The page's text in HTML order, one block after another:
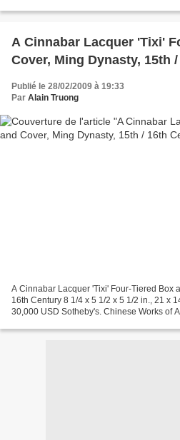
A Cinnabar Lacquer 'Tixi'
Cover, Ming Dynasty, 15th
Publié le 28/02/2009 à 19:33
Par Alain Truong
A Cinnabar Lacquer 'Tixi' Four-Tiered Box
16th Century 8 1/4 x 5 1/2 x 5 1/2 in., 21 x
30,000 USD Sotheby's. Chinese Works of